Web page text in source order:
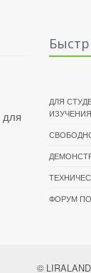
для
ДЛЯ
ИЗУЧЕНИЯ
ФОРУМ
©